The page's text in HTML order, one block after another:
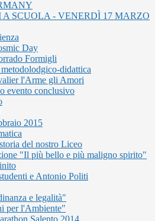
SCUOLA - VENERDÌ 17 MARZO
Day
Formigli
didattica
l'Arme gli Amori
evento conclusivo
2015
del nostro Liceo
"Il più bello e più maligno spirito"
e Antonio Politi
e legalità"
per l'Ambiente"